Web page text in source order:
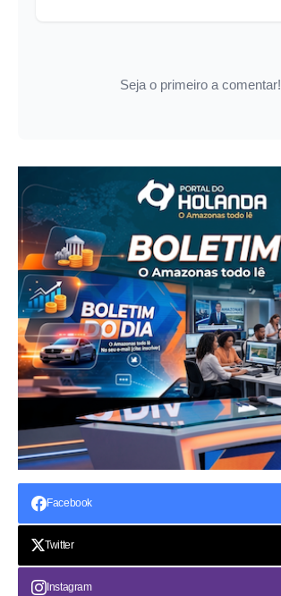
Seja o primeiro a comentar!
Facebook
Twitter
Instagram